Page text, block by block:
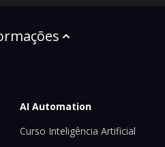
AI Automation
Curso Inteligência Artificial